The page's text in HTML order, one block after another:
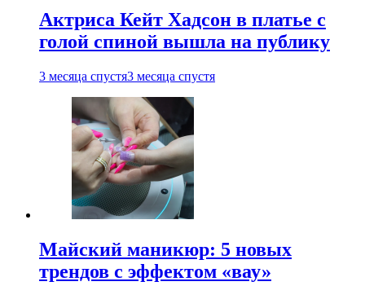
Актриса Кейт Хадсон в платье с
голой спиной вышла на публику
3 месяца спустя3 месяца спустя
Майский маникюр: 5 новых
трендов с эффектом «вау»